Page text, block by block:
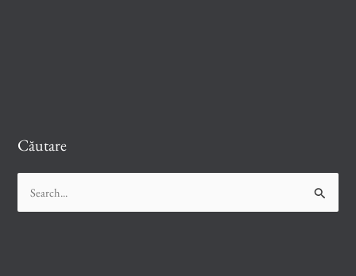
Căutare
e